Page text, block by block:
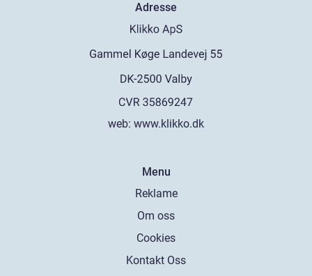
Adresse
web: www.klikko.dk
Menu
Reklame
Om oss
Cookies
Kontakt Oss